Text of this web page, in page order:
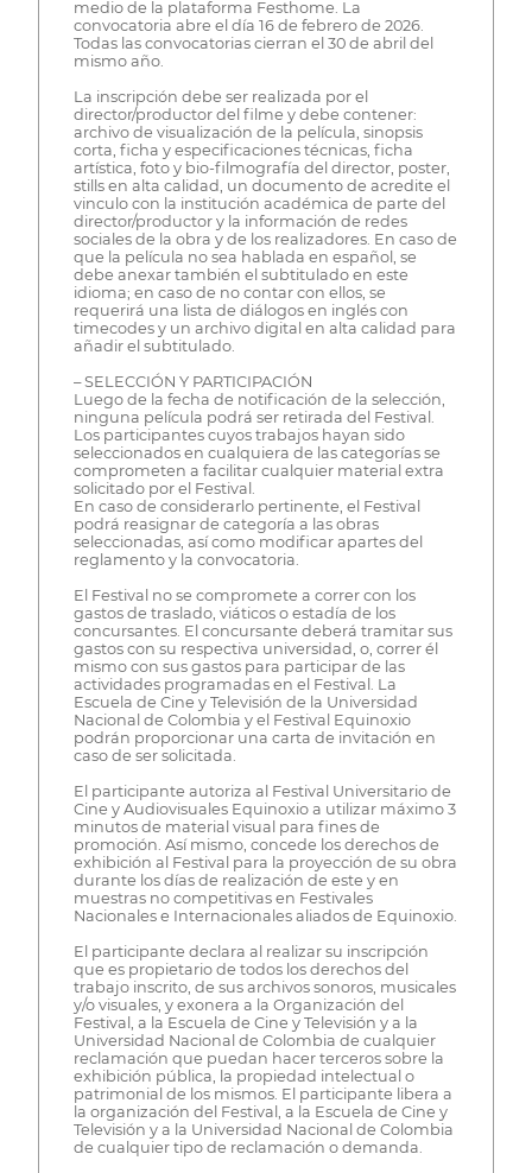
medio de la plataforma Festhome. La
convocatoria abre el día 16 de febrero de 2026.
Todas las convocatorias cierran el 30 de abril del
mismo año.
La inscripción debe ser realizada por el
director/productor del filme y debe contener:
archivo de visualización de la película, sinopsis
corta, ficha y especificaciones técnicas, ficha
artística, foto y bio-filmografía del director, poster,
stills en alta calidad, un documento de acredite el
vinculo con la institución académica de parte del
director/productor y la información de redes
sociales de la obra y de los realizadores. En caso de
que la película no sea hablada en español, se
debe anexar también el subtitulado en este
idioma; en caso de no contar con ellos, se
requerirá una lista de diálogos en inglés con
timecodes y un archivo digital en alta calidad para
añadir el subtitulado.
– SELECCIÓN Y PARTICIPACIÓN
Luego de la fecha de notificación de la selección,
ninguna película podrá ser retirada del Festival.
Los participantes cuyos trabajos hayan sido
seleccionados en cualquiera de las categorías se
comprometen a facilitar cualquier material extra
solicitado por el Festival.
En caso de considerarlo pertinente, el Festival
podrá reasignar de categoría a las obras
seleccionadas, así como modificar apartes del
reglamento y la convocatoria.
El Festival no se compromete a correr con los
gastos de traslado, viáticos o estadía de los
concursantes. El concursante deberá tramitar sus
gastos con su respectiva universidad, o, correr él
mismo con sus gastos para participar de las
actividades programadas en el Festival. La
Escuela de Cine y Televisión de la Universidad
Nacional de Colombia y el Festival Equinoxio
podrán proporcionar una carta de invitación en
caso de ser solicitada.
El participante autoriza al Festival Universitario de
Cine y Audiovisuales Equinoxio a utilizar máximo 3
minutos de material visual para fines de
promoción. Así mismo, concede los derechos de
exhibición al Festival para la proyección de su obra
durante los días de realización de este y en
muestras no competitivas en Festivales
Nacionales e Internacionales aliados de Equinoxio.
El participante declara al realizar su inscripción
que es propietario de todos los derechos del
trabajo inscrito, de sus archivos sonoros, musicales
y/o visuales, y exonera a la Organización del
Festival, a la Escuela de Cine y Televisión y a la
Universidad Nacional de Colombia de cualquier
reclamación que puedan hacer terceros sobre la
exhibición pública, la propiedad intelectual o
patrimonial de los mismos. El participante libera a
la organización del Festival, a la Escuela de Cine y
Televisión y a la Universidad Nacional de Colombia
de cualquier tipo de reclamación o demanda.